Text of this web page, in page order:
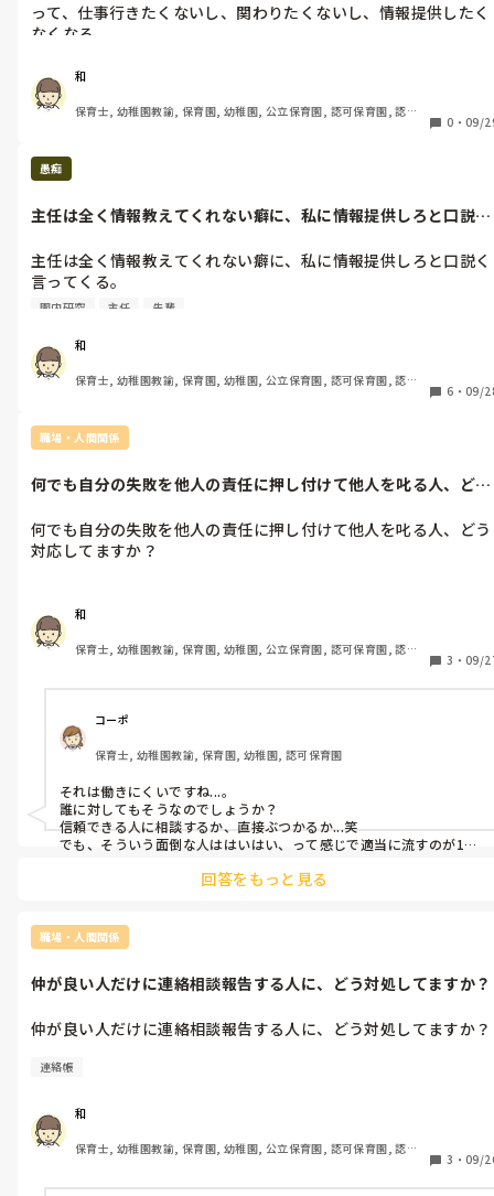
って、仕事行きたくないし、関わりたくないし、情報提供したく
なくなる
和
保育士, 幼稚園教諭, 保育園, 幼稚園, 公立保育園, 認可保育園, 認
0 ・ 09/
愚痴
主任は全く情報教えてくれない癖に、私に情報提供しろと口説く
主任は全く情報教えてくれない癖に、私に情報提供しろと口説く
言ってくる。
まず私から情報提供しなければいけないと主任や園長は私に言
きませんよ！先輩がしないなら、下は先輩のそのやり方を真似し
ますよ。それで、下が悪いとか、子どもとか言ってくるのはどう
かと思う。
人は鏡です。部下に言う前に、まず自分がして下さいって思う。
自分ができてないことを人に求めるな💢💢
しかも、その事例も、完璧に私が悪いと言わんばかりの事例を狙
複数担任で、その内の一人だけ教えないとか何？って思うし、責
園内研究 主任 先輩
和
保育士, 幼稚園教諭, 保育園, 幼稚園, 公立保育園, 認可保育園, 認
所, 児童施設, 児童養護施設, 児童発達支援施設, 乳児院, その他の職
場, 小規模認可保育園
6 ・ 09/
職場・人間関係
何でも自分の失敗を他人の責任に押し付けて他人を叱る人、どう
何でも自分の失敗を他人の責任に押し付けて他人を叱る人、どう
対応してますか？
和
保育士, 幼稚園教諭, 保育園, 幼稚園, 公立保育園, 認可保育園, 認
所, 児童施設, 児童養護施設, 児童発達支援施設, 乳児院, その他の職
3 ・ 09/
コーポ
保育士, 幼稚園教諭, 保育園, 幼稚園, 認可保育園
それは働きにくいですね...。
誰に対してもそうなのでしょうか？
信頼できる人に相談するか、直接ぶつかるか...笑
でも、そういう面倒な人ははいはい、って感じで適当に流すのが1番
回答をもっと見る
職場・人間関係
仲が良い人だけに連絡相談報告する人に、どう対処してますか？
仲が良い人だけに連絡相談報告する人に、どう対処してますか？
連絡帳
和
保育士, 幼稚園教諭, 保育園, 幼稚園, 公立保育園, 認可保育園, 認
3 ・ 09/